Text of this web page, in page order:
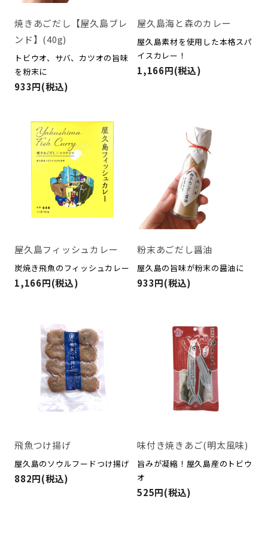
焼きあごだし【屋久島ブレ
ンド】(40g)
トビウオ、サバ、カツオの旨味
を粉末に
933円(税込)
屋久島海と森のカレー
屋久島素材を使用した本格スパ
イスカレー！
1,166円(税込)
屋久島フィッシュカレー
炭焼き飛魚のフィッシュカレー
1,166円(税込)
粉末あごだし醤油
屋久島の旨味が粉末の醤油に
933円(税込)
飛魚つけ揚げ
屋久島のソウルフードつけ揚げ
882円(税込)
味付き焼きあご(明太風味)
旨みが凝縮！屋久島産のトビウ
オ
525円(税込)